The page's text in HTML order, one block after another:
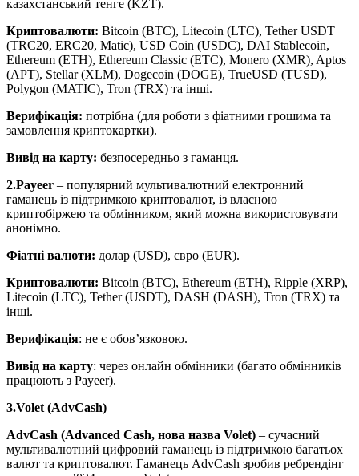
казахстанський тенге (KZT).
Криптовалюти: Bitcoin (BTC), Litecoin (LTC), Tether USDT
(TRC20, ERC20, Matic), USD Coin (USDC), DAI Stablecoin,
Ethereum (ETH), Ethereum Classic (ETC), Monero (XMR), Aptos
(APT), Stellar (XLM), Dogecoin (DOGE), TrueUSD (TUSD),
Polygon (MATIC), Tron (TRX) та інші.
Верифікація: потрібна (для роботи з фіатними грошима та
замовлення криптокартки).
Вивід на карту: безпосередньо з гаманця.
2.Payeer – популярний мультивалютний електронний
гаманець із підтримкою криптовалют, із власною
криптобіржею та обмінником, який можна використовувати
анонімно.
Фіатні валюти: долар (USD), євро (EUR).
Криптовалюти: Bitcoin (BTC), Ethereum (ETH), Ripple (XRP),
Litecoin (LTC), Tether (USDT), DASH (DASH), Tron (TRX) та
інші.
Верифікація: не є обов’язковою.
Вивід на карту: через онлайн обмінники (багато обмінників
працюють з Payeer).
3.Volet (AdvCash)
AdvCash (Advanced Cash, нова назва Volet) – сучасний
мультивалютний цифровий гаманець із підтримкою багатьох
валют та криптовалют. Гаманець AdvCash зробив ребрендінг